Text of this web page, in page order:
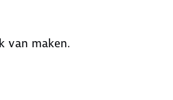
van maken.